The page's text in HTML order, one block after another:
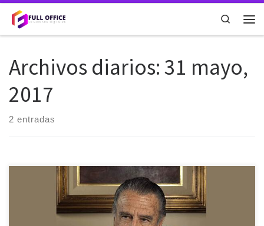
Saltar al contenido Search
Archivos diarios:31 mayo,
2017
2 entradas